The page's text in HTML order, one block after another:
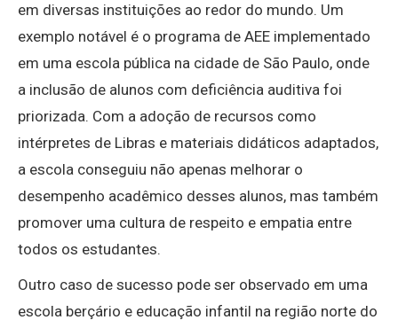
em diversas instituições ao redor do mundo. Um
exemplo notável é o programa de AEE implementado
em uma escola pública na cidade de São Paulo, onde
a inclusão de alunos com deficiência auditiva foi
priorizada. Com a adoção de recursos como
intérpretes de Libras e materiais didáticos adaptados,
a escola conseguiu não apenas melhorar o
desempenho acadêmico desses alunos, mas também
promover uma cultura de respeito e empatia entre
todos os estudantes.
Outro caso de sucesso pode ser observado em uma
escola berçário e educação infantil na região norte do